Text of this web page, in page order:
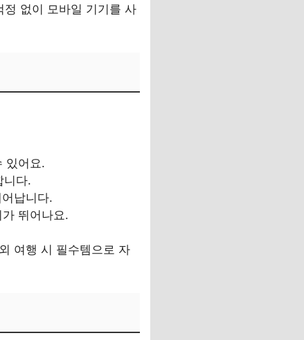
없이 모바일 기기를 사
있어요.
니다.
납니다.
뛰어나요.
여행 시 필수템으로 자